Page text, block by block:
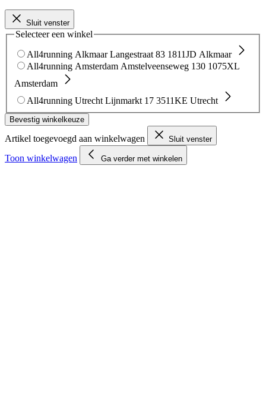
Sluit venster
Selecteer een winkel
All4running Alkmaar Langestraat 83 1811JD Alkmaar
All4running Amsterdam Amstelveenseweg 130 1075XL
Amsterdam
All4running Utrecht Lijnmarkt 17 3511KE Utrecht
Bevestig winkelkeuze
Artikel toegevoegd aan winkelwagen Sluit venster
Toon winkelwagen Ga verder met winkelen